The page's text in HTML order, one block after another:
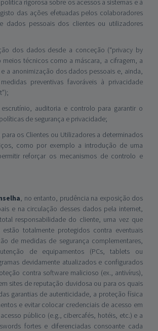
rigorosa sobre os acessos a sistemas e à
das ações efetuadas pelos colaboradores
dados pessoais dos clientes ou utilizadores
dos dados desde a conceção (“privacy by
meios técnicos como a máscara, a cifragem, a
a anonimização dos dados pessoais e, ainda,
preventivas favoráveis à privacidade
auditoria e controlo para garantir o
de segurança e privacidade;
para os Clientes ou Utilizadores a determinados
como por exemplo a introdução de uma
reforçar os mecanismos de controlo e
, no entanto, prudência na exposição dos
e na circulação desses dados pela internet,
responsabilidade do cliente, uma vez que
totalmente protegidos contra eventuais
de medidas de segurança complementares,
de equipamentos (PCs, tablets ou
devidamente atualizados e configurados
contra software malicioso (ex., antivírus),
sites de reputação duvidosa ou para os quais
garantias de autenticidade, a proteção física
e evitar colocar credenciais de acesso em
público (e.g., cibercafés, hotéis, etc.) e a
fortes e diferenciadas consoante cada